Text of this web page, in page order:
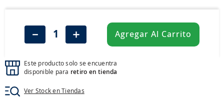
＋
－ Agregar Al Carrito
Este producto solo se encuentra
disponible para retiro en tienda
Ver Stock en Tiendas
255
neumáticos 235